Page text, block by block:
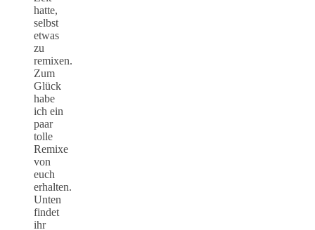
hatte,
selbst
etwas
zu
remixen.
Zum
Glück
habe
ich ein
paar
tolle
Remixe
von
euch
erhalten.
Unten
findet
ihr